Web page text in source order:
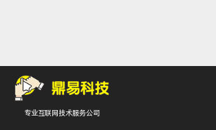
专业互联网技术服务公司